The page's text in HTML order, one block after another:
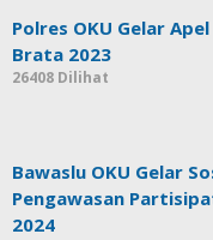
Polres OKU Gelar
Brata 2023
26408 Dilihat
Bawaslu OKU Gelar
Pengawasan
2024